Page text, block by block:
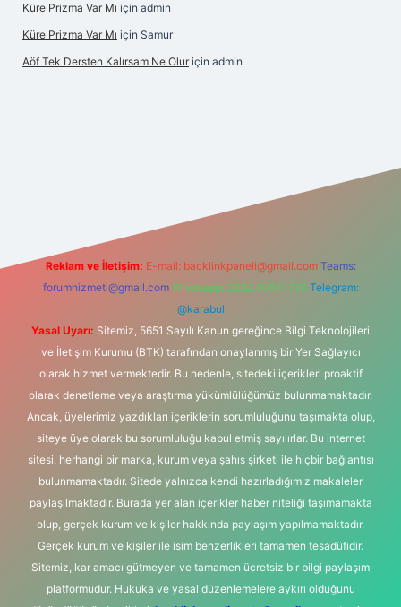
Küre Prizma Var Mı için admin
Küre Prizma Var Mı için Samur
Aöf Tek Dersten Kalırsam Ne Olur için admin
Reklam ve İletişim: E-mail: backlinkpaneli@gmail.com Teams:
forumhizmeti@gmail.com Whatsapp: 0262 606 0 726 Telegram:
@karabul
Yasal Uyarı: Sitemiz, 5651 Sayılı Kanun gereğince Bilgi Teknolojileri
ve İletişim Kurumu (BTK) tarafından onaylanmış bir Yer Sağlayıcı
olarak hizmet vermektedir. Bu nedenle, sitedeki içerikleri proaktif
olarak denetleme veya araştırma yükümlülüğümüz bulunmamaktadır.
Ancak, üyelerimiz yazdıkları içeriklerin sorumluluğunu taşımakta olup,
siteye üye olarak bu sorumluluğu kabul etmiş sayılırlar. Bu internet
sitesi, herhangi bir marka, kurum veya şahıs şirketi ile hiçbir bağlantısı
bulunmamaktadır. Sitede yalnızca kendi hazırladığımız makaleler
paylaşılmaktadır. Burada yer alan içerikler haber niteliği taşımamakta
olup, gerçek kurum ve kişiler hakkında paylaşım yapılmamaktadır.
Gerçek kurum ve kişiler ile isim benzerlikleri tamamen tesadüfidir.
Sitemiz, kar amacı gütmeyen ve tamamen ücretsiz bir bilgi paylaşım
platformudur. Hukuka ve yasal düzenlemelere aykırı olduğunu